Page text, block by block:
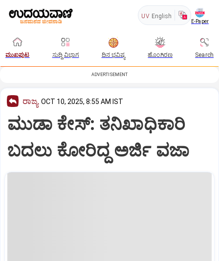
UV English
E-Paper
ಮುಖಪುಟ ಸುದ್ದಿ ವಿಭಾಗ ದಿನ ಭವಿಷ್ಯ ಹೊಂಗಿರಣ Search
ADVERTISEMENT
ರಾಜ್ಯ OCT 10, 2025, 8:55 AM IST
ಮುಡಾ ಕೇಸ್‌: ತನಿಖಾಧಿಕಾರಿ
ಬದಲು ಕೋರಿದ್ದ ಅರ್ಜಿ ವಜಾ